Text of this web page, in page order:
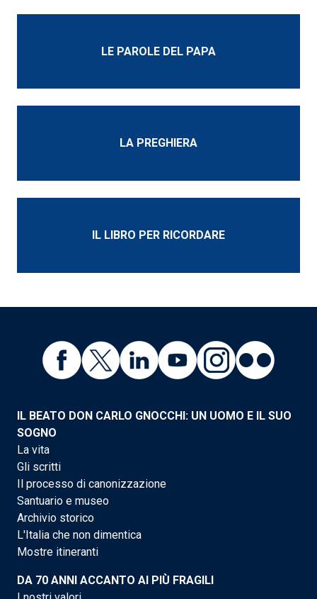
LE PAROLE DEL PAPA
LA PREGHIERA
IL LIBRO PER RICORDARE
IL BEATO DON CARLO GNOCCHI: UN UOMO E IL SUO
SOGNO
La vita
Gli scritti
Il processo di canonizzazione
Santuario e museo
Archivio storico
L'Italia che non dimentica
Mostre itineranti
DA 70 ANNI ACCANTO AI PIÙ FRAGILI